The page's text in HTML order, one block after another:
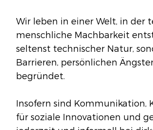
Wir leben in einer Welt, in der
menschliche Machbarkeit
seltenst technischer Natur,
Barrieren, persönlichen
begründet.
Insofern sind
für soziale Innovationen und